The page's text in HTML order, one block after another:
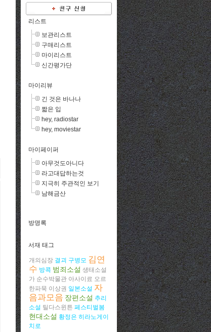
리스트
보관리스트
구매리스트
마이리스트
신간평가단
마이리뷰
긴 것은 바나나
짧은 입
hey, radiostar
hey, moviestar
마이페이퍼
아무것도아니다
라고대답하는것
지극히 주관적인 보기
남해금산
방명록
서재 태그
개의심장 결괴 구병모 김연
수 방콕 범죄소설 생태소설
가 순수박물관 아사이료 오르
한파묵 이상권 일본소설 자
음과모음 장편소설 추리
소설 틸다스윈튼 페스티벌봄
현대소설 황정은 히라노게이
치로